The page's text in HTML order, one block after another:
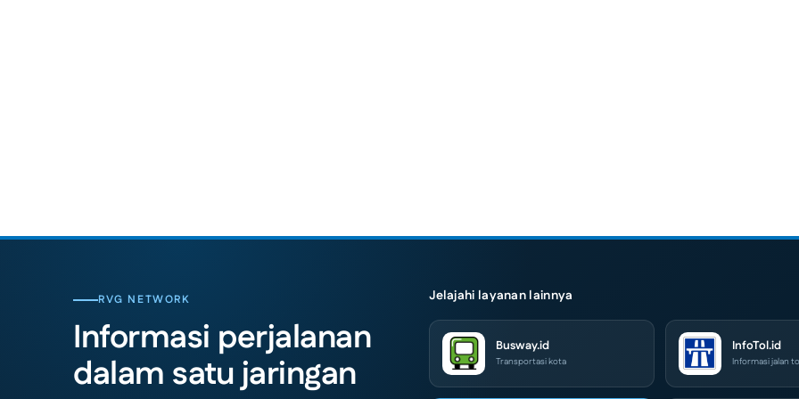
RVG NETWORK
Informasi perjalanan
dalam satu jaringan
Jelajahi layanan lainnya
Busway.id
Transportasi kota
InfoTol.id
Informasi jalan